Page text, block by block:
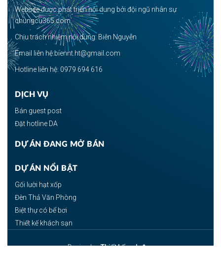
Website được phát triển nội dung bởi đội ngũ nhân sự
chungcu365.com.
Chịu trách nhiệm nội dung: Biên Nguyễn
Email liên hệ:biennt.ht@gmail.com
Hotline liên hệ: 0979 694 616
DỊCH VỤ
Bán guest post
Đặt hotline DA
DỰ ÁN ĐANG MỞ BÁN
DỰ ÁN NỔI BẬT
Gối lười hạt xốp
Đèn Thả Văn Phòng
Biệt thự có bể bơi
Thiết kế khách sạn
Design by:Thiết kế web đẹp